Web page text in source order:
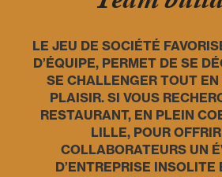
LE JEU DE SOCIÉTÉ
D’ÉQUIPE, PERMET DE SE
SE CHALLENGER TOUT
PLAISIR. SI VOUS
RESTAURANT, EN PLEIN
LILLE, POUR
COLLABORATEURS UN
D’ENTREPRISE INSOLITE